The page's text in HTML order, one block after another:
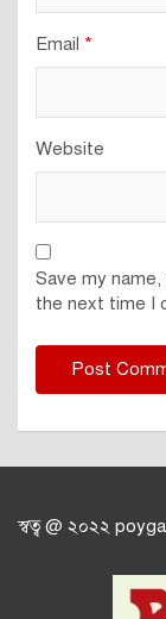
Email *
Website
Save my
the next time I
স্বত্ব @ ২০২২